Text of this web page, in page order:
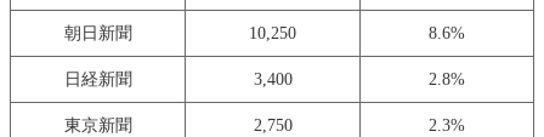
朝日新聞 10,250 8.6%
日経新聞 3,400 2.8%
東京新聞 2,750 2.3%